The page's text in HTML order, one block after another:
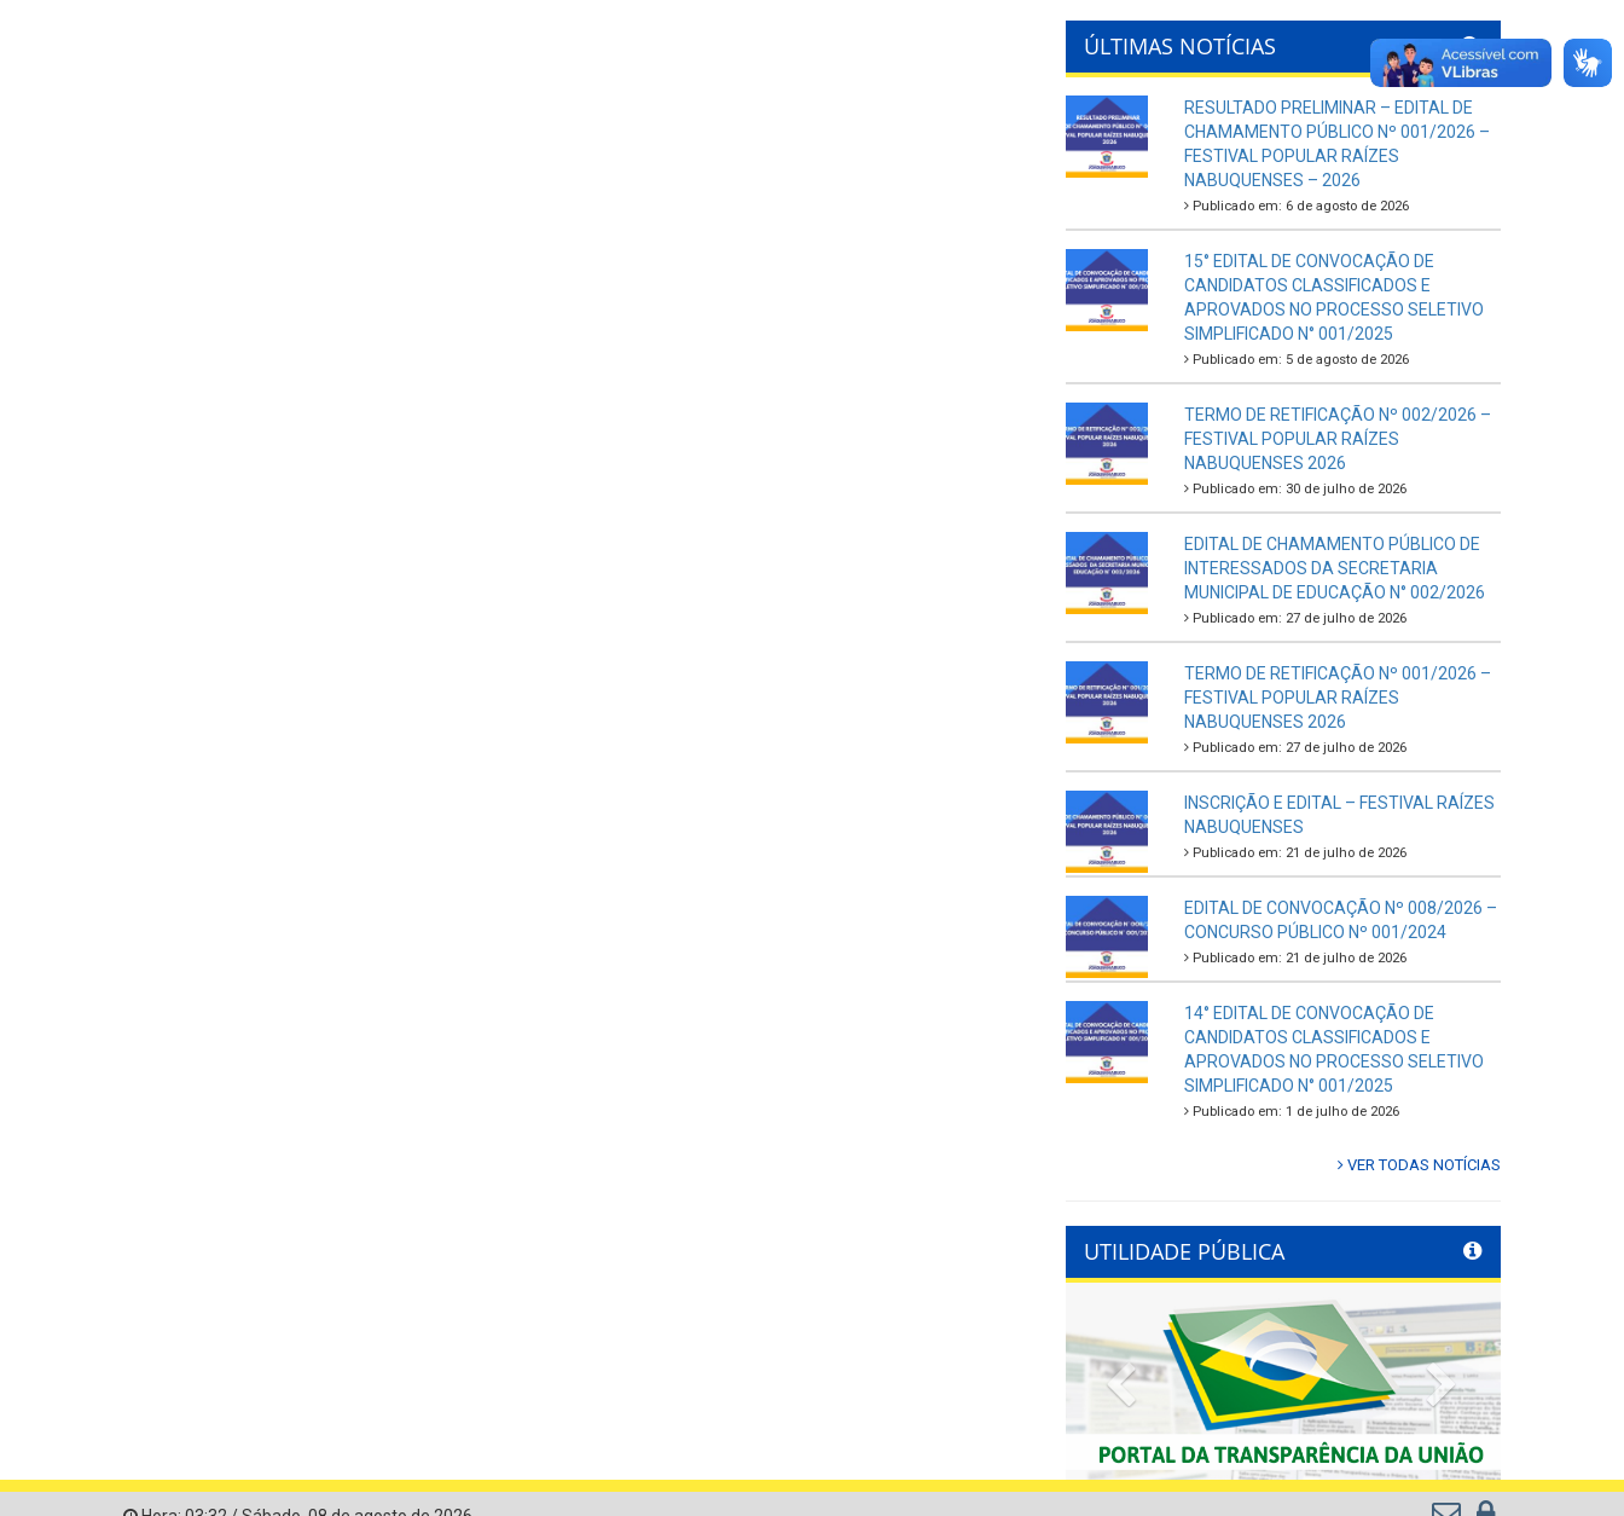
ÚLTIMAS NOTÍCIAS
RESULTADO PRELIMINAR – EDITAL DE
CHAMAMENTO PÚBLICO Nº 001/2026 –
FESTIVAL POPULAR RAÍZES
NABUQUENSES – 2026
Publicado em: 6 de agosto de 2026
15° EDITAL DE CONVOCAÇÃO DE
CANDIDATOS CLASSIFICADOS E
APROVADOS NO PROCESSO SELETIVO
SIMPLIFICADO N° 001/2025
Publicado em: 5 de agosto de 2026
TERMO DE RETIFICAÇÃO Nº 002/2026 –
FESTIVAL POPULAR RAÍZES
NABUQUENSES 2026
Publicado em: 30 de julho de 2026
EDITAL DE CHAMAMENTO PÚBLICO DE
INTERESSADOS DA SECRETARIA
MUNICIPAL DE EDUCAÇÃO N° 002/2026
Publicado em: 27 de julho de 2026
TERMO DE RETIFICAÇÃO Nº 001/2026 –
FESTIVAL POPULAR RAÍZES
NABUQUENSES 2026
Publicado em: 27 de julho de 2026
INSCRIÇÃO E EDITAL – FESTIVAL RAÍZES
NABUQUENSES
Publicado em: 21 de julho de 2026
EDITAL DE CONVOCAÇÃO Nº 008/2026 –
CONCURSO PÚBLICO Nº 001/2024
Publicado em: 21 de julho de 2026
14° EDITAL DE CONVOCAÇÃO DE
CANDIDATOS CLASSIFICADOS E
APROVADOS NO PROCESSO SELETIVO
SIMPLIFICADO N° 001/2025
Publicado em: 1 de julho de 2026
VER TODAS NOTÍCIAS
UTILIDADE PÚBLICA
Previous Next